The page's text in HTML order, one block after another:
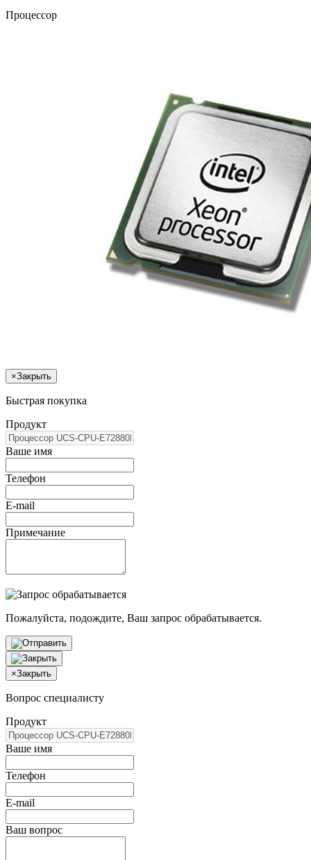
Процессор
×Закрыть
Быстрая покупка
Продукт
Ваше имя
Телефон
E-mail
Примечание
Пожалуйста, подождите, Ваш запрос обрабатывается.
×Закрыть
Вопрос специалисту
Продукт
Ваше имя
Телефон
E-mail
Ваш вопрос